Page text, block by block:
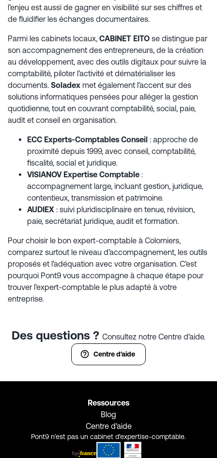
l’enjeu est aussi de gagner en visibilité sur ses chiffres et
de fluidifier les échanges documentaires.
Parmi les cabinets locaux, CABINET EITO se distingue par
son accompagnement des entrepreneurs, de la création
au développement, avec des outils digitaux pour suivre la
comptabilité, piloter l’activité et dématérialiser les
documents. Soladex met également l’accent sur des
solutions informatiques pensées pour alléger la gestion
quotidienne, tout en couvrant comptabilité, social, paie,
audit et conseil en organisation.
ECC Experts-Comptables Conseil : approche de
proximité depuis 1999, avec conseil, comptabilité,
fiscalité, social et juridique.
VISIANOV Expertise Comptable :
accompagnement large, incluant gestion, juridique,
contentieux, transmission et patrimoine.
AUDIEX : suivi pluridisciplinaire en tenue, révision,
paie, secrétariat juridique, audit et formation.
Pour choisir le bon expert-comptable à Colomiers,
comparez surtout le niveau d’accompagnement, les outils
proposés et l’adéquation avec votre organisation. C’est
pourquoi Pont9 vous accompagne à chaque étape pour
trouver l’expert-comptable le plus adapté à votre
entreprise.
Des questions ? Consultez notre Centre d'aide.
Centre d'aide
Ressources
Blog
Centre d'aide
Pont9 n’est pas un cabinet d’expertise-comptable.